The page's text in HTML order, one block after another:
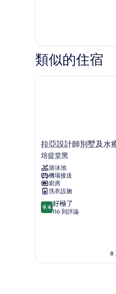
有
相
片
3
間
臥
室
的
類似的住宿
拉
亞
設
計
師
別
墅
及
水
堂
拉亞設計師別墅及水
培提堂黑
游泳池
機場接送
廚房
洗衣設施
9.4
分，
極
9.4 好極了
116 則評論
8
拉亞設計師別墅及水療